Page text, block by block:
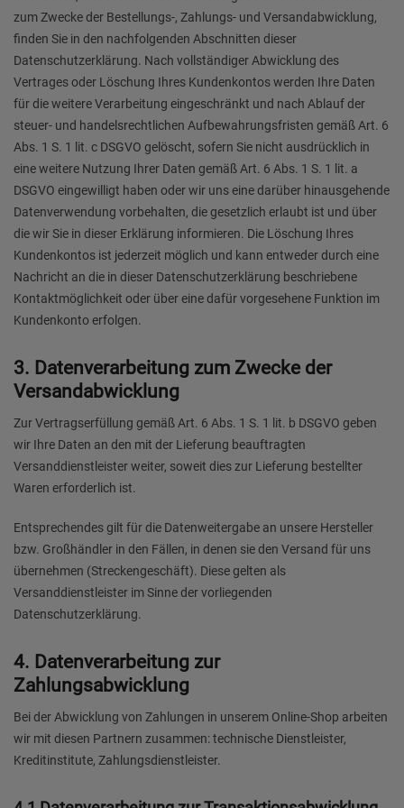
zum Zwecke der Bestellungs-, Zahlungs- und Versandabwicklung,
finden Sie in den nachfolgenden Abschnitten dieser
Datenschutzerklärung. Nach vollständiger Abwicklung des
Vertrages oder Löschung Ihres Kundenkontos werden Ihre Daten
für die weitere Verarbeitung eingeschränkt und nach Ablauf der
steuer- und handelsrechtlichen Aufbewahrungsfristen gemäß Art. 6
Abs. 1 S. 1 lit. c DSGVO gelöscht, sofern Sie nicht ausdrücklich in
eine weitere Nutzung Ihrer Daten gemäß Art. 6 Abs. 1 S. 1 lit. a
DSGVO eingewilligt haben oder wir uns eine darüber hinausgehende
Datenverwendung vorbehalten, die gesetzlich erlaubt ist und über
die wir Sie in dieser Erklärung informieren. Die Löschung Ihres
Kundenkontos ist jederzeit möglich und kann entweder durch eine
Nachricht an die in dieser Datenschutzerklärung beschriebene
Kontaktmöglichkeit oder über eine dafür vorgesehene Funktion im
Kundenkonto erfolgen.
3. Datenverarbeitung zum Zwecke der
Versandabwicklung
Zur Vertragserfüllung gemäß Art. 6 Abs. 1 S. 1 lit. b DSGVO geben
wir Ihre Daten an den mit der Lieferung beauftragten
Versanddienstleister weiter, soweit dies zur Lieferung bestellter
Waren erforderlich ist.
Entsprechendes gilt für die Datenweitergabe an unsere Hersteller
bzw. Großhändler in den Fällen, in denen sie den Versand für uns
übernehmen (Streckengeschäft). Diese gelten als
Versanddienstleister im Sinne der vorliegenden
Datenschutzerklärung.
4. Datenverarbeitung zur
Zahlungsabwicklung
Bei der Abwicklung von Zahlungen in unserem Online-Shop arbeiten
wir mit diesen Partnern zusammen: technische Dienstleister,
Kreditinstitute, Zahlungsdienstleister.